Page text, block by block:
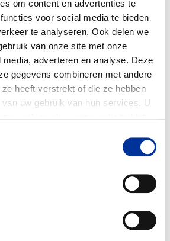
om content en advertenties te
voor social media te bieden
te analyseren. Ook delen we
van onze site met onze
adverteren en analyse. Deze
gegevens combineren met andere
heeft verstrekt of die ze hebben
uw gebruik van hun services. U
haar onderzoek in 2025
fase, waarin zij
medewerkers van goede
. “In die gesprekken wil ik
rol persoonlijke
in het bevorderen van
ontwikkelen. Die zal
richt me op professionals,
onderzoeksgroep samen
van zowel kleine als grote